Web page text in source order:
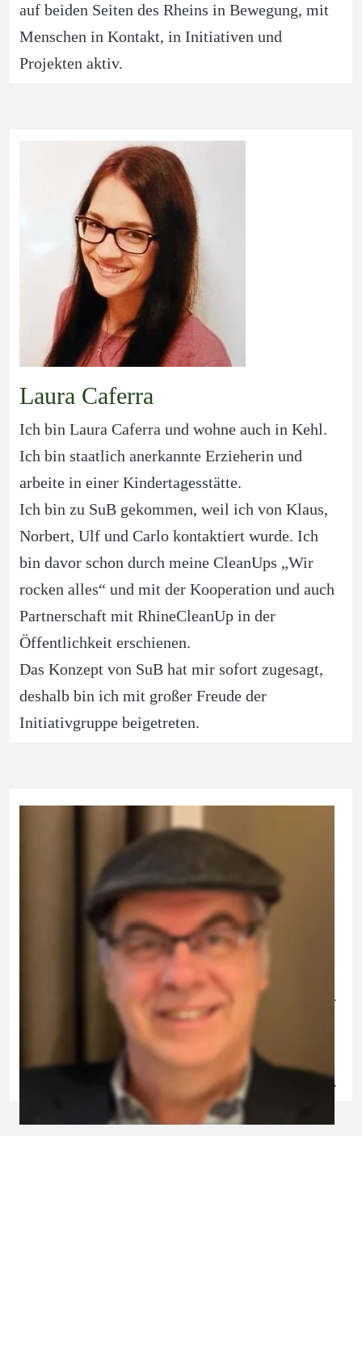
auf beiden Seiten des Rheins in Bewegung, mit
Menschen in Kontakt, in Initiativen und
Projekten aktiv.
Laura Caferra
Ich bin Laura Caferra und wohne auch in Kehl.
Ich bin staatlich anerkannte Erzieherin und
arbeite in einer Kindertagesstätte.
Ich bin zu SuB gekommen, weil ich von Klaus,
Norbert, Ulf und Carlo kontaktiert wurde. Ich
bin davor schon durch meine CleanUps „Wir
rocken alles“ und mit der Kooperation und auch
Partnerschaft mit RhineCleanUp in der
Öffentlichkeit erschienen.
Das Konzept von SuB hat mir sofort zugesagt,
deshalb bin ich mit großer Freude der
Initiativgruppe beigetreten.
Hans-Jürgen Schneider
Nachhaltige Projekte umzusetzen, den Eingriff
in die Natur zu minimieren, Belastungen zu
beseitigen, waren Ziele in meinem Berufsleben
als Tiefbauingenieur so Hans-Jürgen Schneider,
der zuletzt als Produktbereichsleiter Tiefbau der
Stadt Kehl fungierte. Die Vermeidung von
Umweltbelastungen und das Thema Recycling
werden seine Schwerpunkte bei SUBKEHL sein.